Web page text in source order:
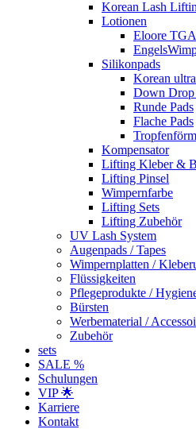
Korean Lash
Lotionen
Eloore
Silikonpads
Korean
Down Drop
Runde Pads
Flache Pads
Kompensator
Lifting Kleber &
Lifting Pinsel
Wimpernfarbe
Lifting Sets
Lifting Zubehör
UV Lash System
Augenpads / Tapes
Wimpernplatten /
Flüssigkeiten
Pflegeprodukte /
Bürsten
Werbematerial /
Zubehör
sets
SALE %
Schulungen
VIP 🌟
Karriere
Kontakt